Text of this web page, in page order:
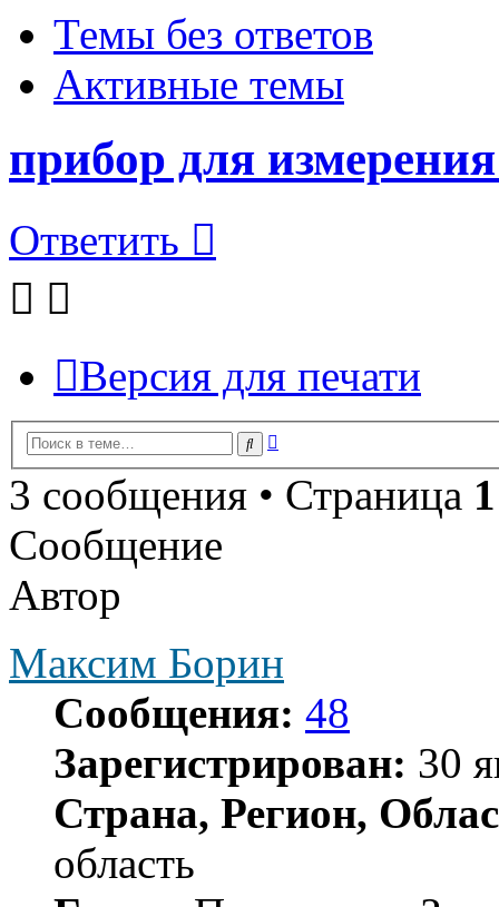
Темы без ответов
Активные темы
прибор для
Ответить
Версия для печати
Поиск
3 сообщения • Страница 1
Сообщение
Автор
Максим Борин
Сообщения: 48
Зарегистрирован: 30
Страна, Регион,
область